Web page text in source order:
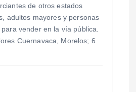
de otros estados
adultos mayores y personas
vender en la vía pública.
Cuernavaca, Morelos; 6